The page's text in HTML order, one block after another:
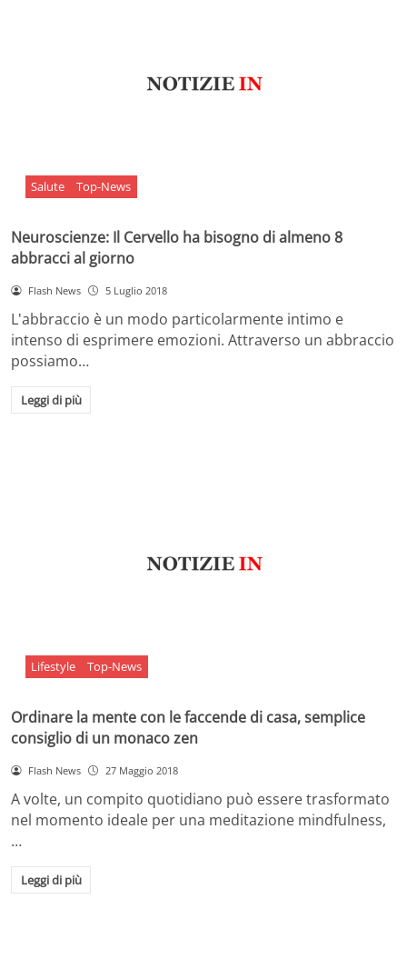
Salute Top-News
Neuroscienze: Il Cervello ha bisogno di almeno 8
abbracci al giorno
Flash News 5 Luglio 2018
L'abbraccio è un modo particolarmente intimo e
intenso di esprimere emozioni. Attraverso un abbraccio
possiamo…
Leggi di più
Lifestyle Top-News
Ordinare la mente con le faccende di casa, semplice
consiglio di un monaco zen
Flash News 27 Maggio 2018
A volte, un compito quotidiano può essere trasformato
nel momento ideale per una meditazione mindfulness,
…
Leggi di più